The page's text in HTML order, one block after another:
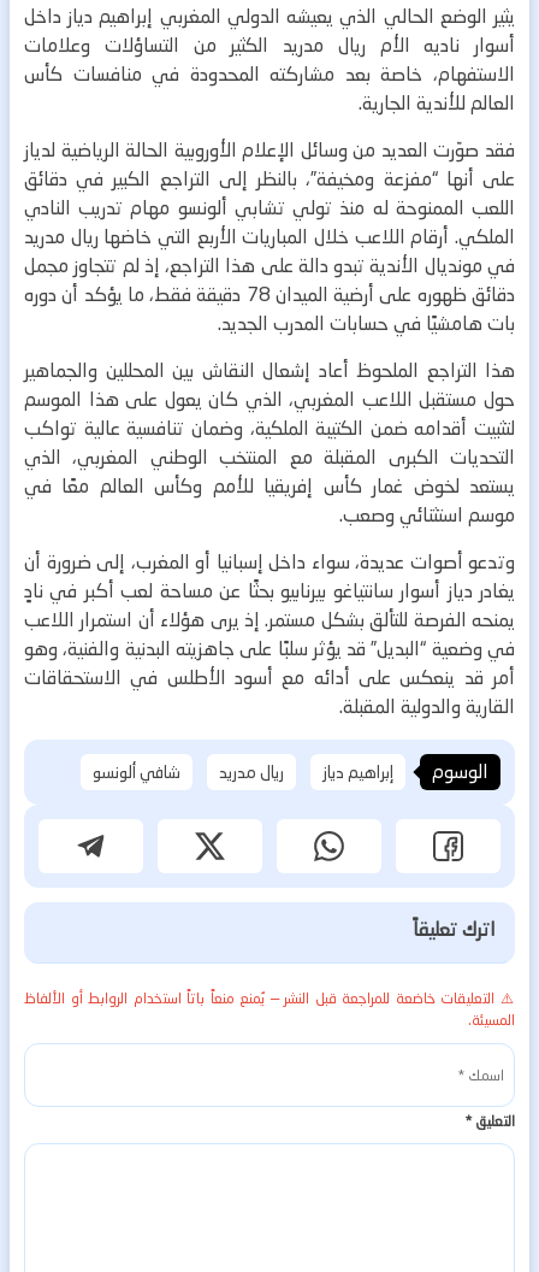
يثير الوضع الحالي الذي يعيشه الدولي المغربي إبراهيم دياز داخل
أسوار ناديه الأم ريال مدريد الكثير من التساؤلات وعلامات
الاستفهام، خاصة بعد مشاركته المحدودة في منافسات كأس
العالم للأندية الجارية.
فقد صوّرت العديد من وسائل الإعلام الأوروبية الحالة الرياضية لدياز
على أنها “مفزعة ومخيفة”، بالنظر إلى التراجع الكبير في دقائق
اللعب الممنوحة له منذ تولي تشابي ألونسو مهام تدريب النادي
الملكي. أرقام اللاعب خلال المباريات الأربع التي خاضها ريال مدريد
في مونديال الأندية تبدو دالة على هذا التراجع، إذ لم تتجاوز مجمل
دقائق ظهوره على أرضية الميدان 78 دقيقة فقط، ما يؤكد أن دوره
بات هامشيًا في حسابات المدرب الجديد.
هذا التراجع الملحوظ أعاد إشعال النقاش بين المحللين والجماهير
حول مستقبل اللاعب المغربي، الذي كان يعول على هذا الموسم
لتثبيت أقدامه ضمن الكتيبة الملكية، وضمان تنافسية عالية تواكب
التحديات الكبرى المقبلة مع المنتخب الوطني المغربي، الذي
يستعد لخوض غمار كأس إفريقيا للأمم وكأس العالم معًا في
موسم استثنائي وصعب.
وتدعو أصوات عديدة، سواء داخل إسبانيا أو المغرب، إلى ضرورة أن
يغادر دياز أسوار سانتياغو بيرنابيو بحثًا عن مساحة لعب أكبر في نادٍ
يمنحه الفرصة للتألق بشكل مستمر.إذ يرى هؤلاء أن استمرار اللاعب
في وضعية “البديل” قد يؤثر سلبًا على جاهزيته البدنية والفنية، وهو
أمر قد ينعكس على أدائه مع أسود الأطلس في الاستحقاقات
القارية والدولية المقبلة.
الوسوم إبراهيم دياز ريال مدريد شافي ألونسو
اترك تعليقاً
⚠️ التعليقات خاضعة للمراجعة قبل النشر — يُمنع منعاً باتاً استخدام الروابط أو الألفاظ
المسيئة.
التعليق*